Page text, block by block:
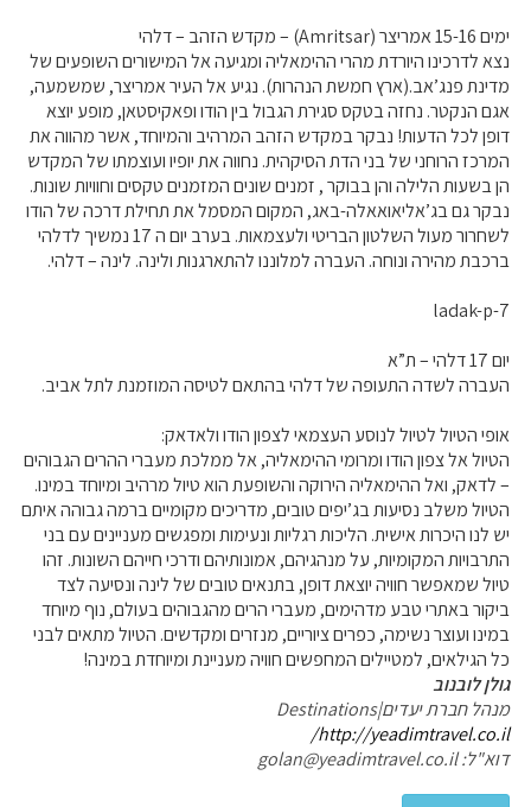
ימים 15-16 אמריצר (Amritsar) – מקדש הזהב – דלהי
נצא לדרכינו היורדת מהרי ההימאליה ומגיעה אל המישורים השופעים של
מדינת פנג’אב.(ארץ חמשת הנהרות). נגיע אל העיר אמריצר, שמשמעה,
אגם הנקטר. נחזה בטקס סגירת הגבול בין הודו ופאקיסטאן, מופע יוצא
דופן לכל הדעות! נבקר במקדש הזהב המרהיב והמיוחד, אשר מהווה את
המרכז הרוחני של בני הדת הסיקהית. נחווה את יופיו ועוצמתו של המקדש
הן בשעות הלילה והן בבוקר , זמנים שונים המזמנים טקסים וחוויות שונות.
נבקר גם בג’אליאואאלה-באג, המקום המסמל את תחילת דרכה של הודו
לשחרור מעול השלטון הבריטי ולעצמאות. בערב יום ה 17 נמשיך לדלהי
ברכבת מהירה ונוחה. העברה למלוננו להתארגנות ולינה. לינה – דלהי.
ladak-p-7
יום 17 דלהי – ת”א
העברה לשדה התעופה של דלהי בהתאם לטיסה המוזמנת לתל אביב.
אופי הטיול לטיול לנוסע העצמאי לצפון הודו ולאדאק:
הטיול אל צפון הודו ומרומי ההימאליה, אל ממלכת מעברי ההרים הגבוהים
– לדאק, ואל ההימאליה הירוקה והשופעת הוא טיול מרהיב ומיוחד במינו.
הטיול משלב נסיעות בג’יפים טובים, מדריכים מקומיים ברמה גבוהה איתם
יש לנו היכרות אישית. הליכות רגליות ונעימות ומפגשים מעניינים עם בני
התרבויות המקומיות, על מנהגיהם, אמונותיהם ודרכי חייהם השונות. זהו
טיול שמאפשר חוויה יוצאת דופן, בתנאים טובים של לינה ונסיעה לצד
ביקור באתרי טבע מדהימים, מעברי הרים מהגבוהים בעולם, נוף מיוחד
במינו ועוצר נשימה, כפרים ציוריים, מנזרים ומקדשים. הטיול מתאים לבני
כל הגילאים, למטיילים המחפשים חוויה מעניינת ומיוחדת במינה!
גולן לובנוב
מנהל חברת יעדים|Destinations
http://yeadimtravel.co.il/
דוא"ל: golan@yeadimtravel.co.il